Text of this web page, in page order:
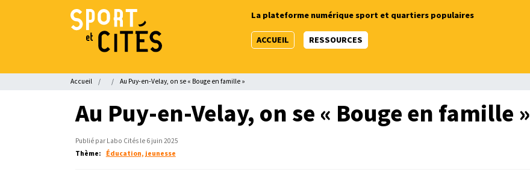
La plateforme numérique sport et quartiers populaires
ACCUEIL
RESSOURCES
Fil
Accueil Au Puy-en-Velay, on se « Bouge en famille »
Au Puy-en-Velay, on se « Bouge en famille »
Publié par Labo Cités le 6 juin 2025
Thème
Éducation, jeunesse